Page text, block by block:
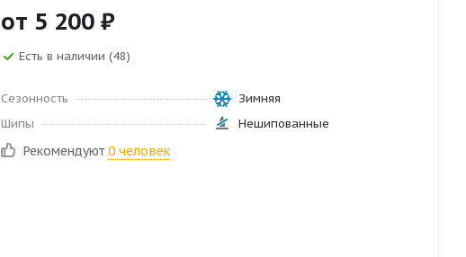
от 5 200 ₽
Есть в наличии (48)
Сезонность
Зимняя
Шипы
Нешипованные
Рекомендуют 0 человек